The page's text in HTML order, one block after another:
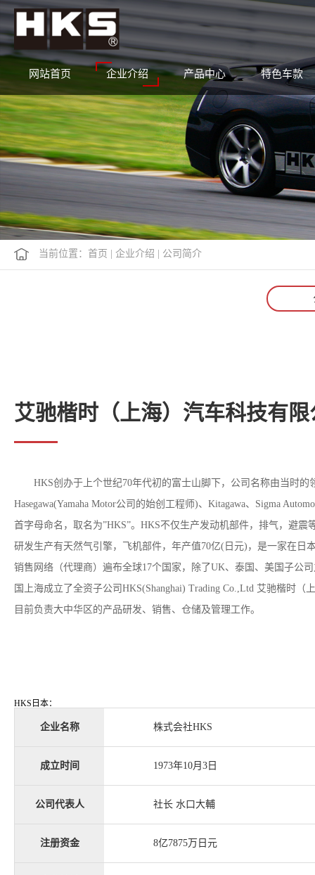
网站首页 企业介绍 产品中心 特色车款
当前位置： 首页 企业介绍 公司简介
艾驰楷时（上海）汽车科技有限
HKS创办于上个世纪70年代初的富士山脚下，公司名称由当时的
Hasegawa(Yamaha Motor公司的始创工程师)、Kitagawa、Sigma
首字母命名，取名为”HKS”。HKS不仅生产发动机部件，排气，避震
研发生产有天然气引擎，飞机部件，年产值70亿(日元)，是一家在日
销售网络（代理商）遍布全球17个国家，除了UK、泰国、美国子公
国上海成立了全资子公司HKS(Shanghai) Trading Co.,Ltd 艾驰楷时（
目前负责大中华区的产品研发、销售、仓储及管理工作。
HKS日本：
企业名称 株式会社HKS
成立时间 1973年10月3日
公司代表人 社长 水口大輔
注册资金 8亿7875万日元